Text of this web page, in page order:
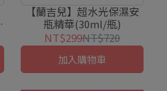
【蘭吉兒】超水光保濕安
瓶精華(30ml/瓶)
NT$299NT$720
加入購物車